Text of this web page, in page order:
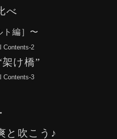
べ
ト編］〜
Contents-2
け橋”
Contents-3
と吹こう♪